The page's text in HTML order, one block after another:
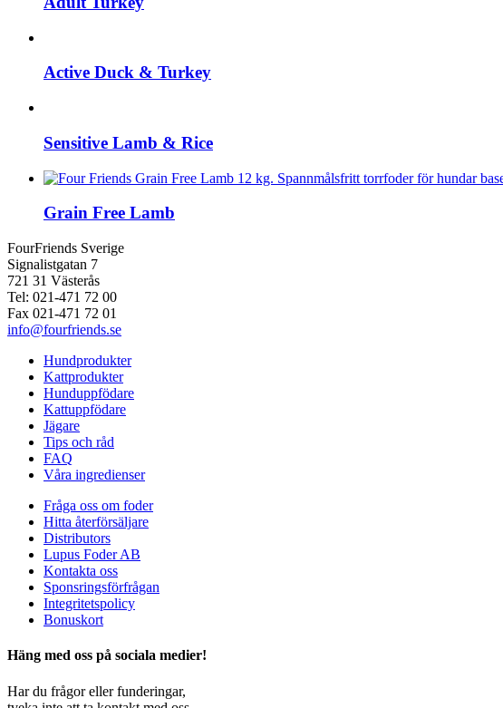
Active Duck & Turkey
Sensitive Lamb & Rice
Grain Free Lamb
FourFriends Sverige
Signalistgatan 7
721 31 Västerås
Tel: 021-471 72 00
Fax 021-471 72 01
info@fourfriends.se
Hundprodukter
Kattprodukter
Hunduppfödare
Kattuppfödare
Jägare
Tips och råd
FAQ
Våra ingredienser
Fråga oss om foder
Hitta återförsäljare
Distributors
Lupus Foder AB
Kontakta oss
Sponsringsförfrågan
Integritetspolicy
Bonuskort
Häng med oss på sociala medier!
Har du frågor eller funderingar,